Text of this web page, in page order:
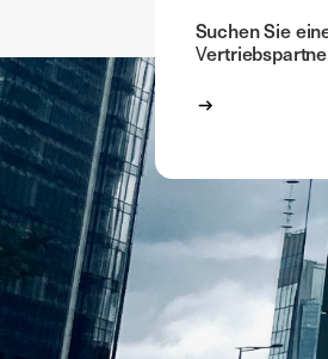
Suchen Sie